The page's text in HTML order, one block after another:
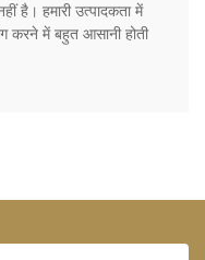
है। हमारी उत्पादकता में
करने में बहुत आसानी होती